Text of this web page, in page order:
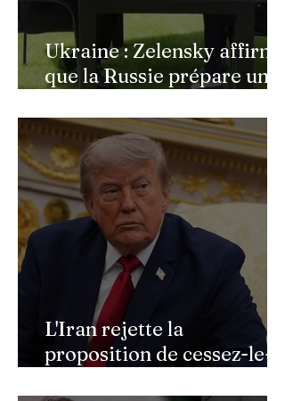
Ukraine : Zelensky affirme
que la Russie prépare une
militaire à l'automne
L'Iran rejette la
proposition de cessez-le-